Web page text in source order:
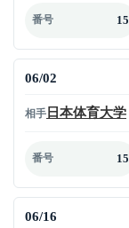
番号 15
06/02
相手 日本体育大学
番号 15
06/16